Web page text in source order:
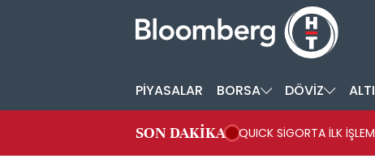
PİYASALAR BORSA DÖVİZ
SON DAKİKA QUICK SİGORTA İLK